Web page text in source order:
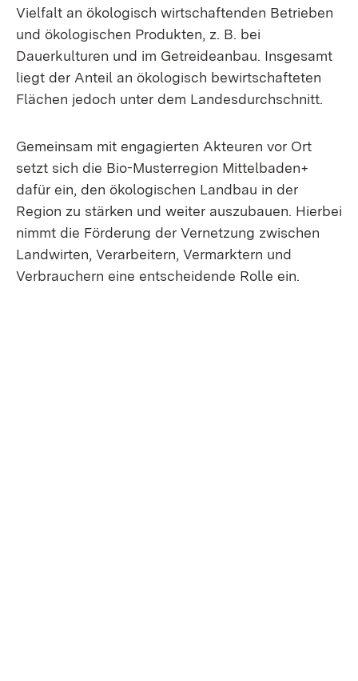
Vielfalt an ökologisch wirtschaftenden Betrieben
und ökologischen Produkten, z. B. bei
Dauerkulturen und im Getreideanbau. Insgesamt
liegt der Anteil an ökologisch bewirtschafteten
Flächen jedoch unter dem Landesdurchschnitt.
Gemeinsam mit engagierten Akteuren vor Ort
setzt sich die Bio-Musterregion Mittelbaden+
dafür ein, den ökologischen Landbau in der
Region zu stärken und weiter auszubauen. Hierbei
nimmt die Förderung der Vernetzung zwischen
Landwirten, Verarbeitern, Vermarktern und
Verbrauchern eine entscheidende Rolle ein.